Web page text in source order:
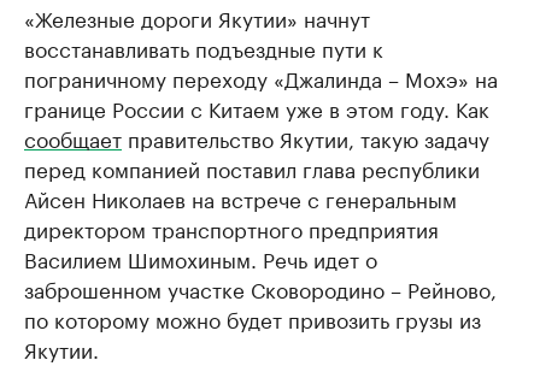
«Железные дороги Якутии» начнут
восстанавливать подъездные пути к
пограничному переходу «Джалинда – Мохэ» на
границе России с Китаем уже в этом году. Как
сообщает правительство Якутии, такую задачу
перед компанией поставил глава республики
Айсен Николаев на встрече с генеральным
директором транспортного предприятия
Василием Шимохиным. Речь идет о
заброшенном участке Сковородино – Рейново,
по которому можно будет привозить грузы из
Якутии.